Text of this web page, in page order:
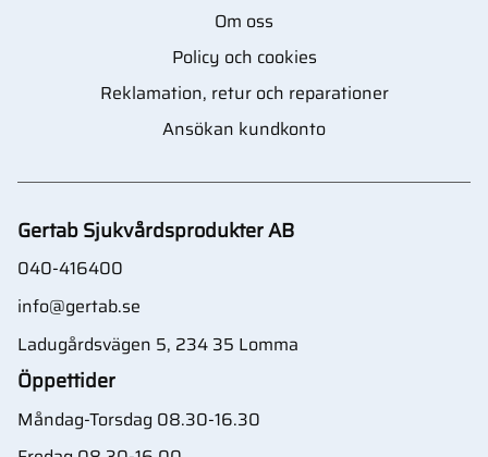
Om oss
Policy och cookies
Reklamation, retur och reparationer
Ansökan kundkonto
Gertab Sjukvårdsprodukter AB
040-416400
info@gertab.se
Ladugårdsvägen 5, 234 35 Lomma
Öppettider
Måndag-Torsdag 08.30-16.30